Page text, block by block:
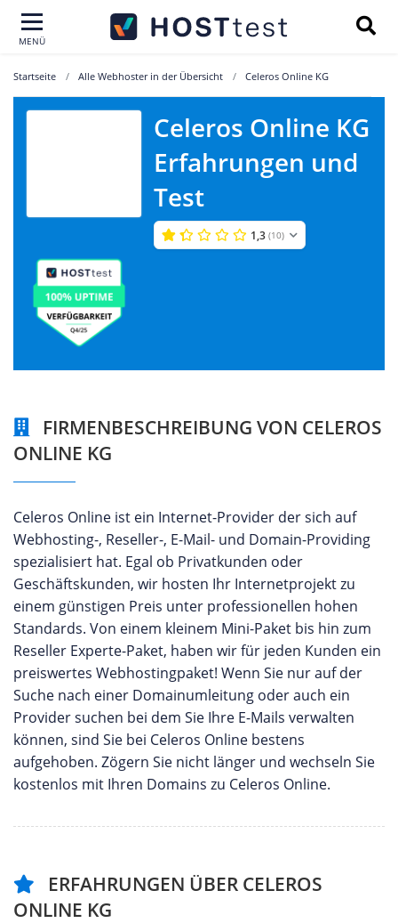
MENÜ
Startseite Alle Webhoster in der Übersicht Celeros Online KG
Celeros Online KG
Erfahrungen und
Test
1,3 (10)
FIRMENBESCHREIBUNG VON CELEROS
ONLINE KG
Celeros Online ist ein Internet-Provider der sich auf
Webhosting-, Reseller-, E-Mail- und Domain-Providing
spezialisiert hat. Egal ob Privatkunden oder
Geschäftskunden, wir hosten Ihr Internetprojekt zu
einem günstigen Preis unter professionellen hohen
Standards. Von einem kleinem Mini-Paket bis hin zum
Reseller Experte-Paket, haben wir für jeden Kunden ein
preiswertes Webhostingpaket! Wenn Sie nur auf der
Suche nach einer Domainumleitung oder auch ein
Provider suchen bei dem Sie Ihre E-Mails verwalten
können, sind Sie bei Celeros Online bestens
aufgehoben. Zögern Sie nicht länger und wechseln Sie
kostenlos mit Ihren Domains zu Celeros Online.
ERFAHRUNGEN ÜBER CELEROS
ONLINE KG